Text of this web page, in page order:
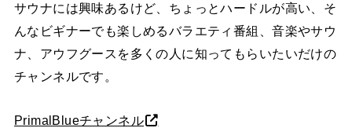
サウナには興味あるけど、ちょっとハードルが高い、そ
んなビギナーでも楽しめるバラエティ番組、音楽やサウ
ナ、アウフグースを多くの人に知ってもらいたいだけの
チャンネルです。
PrimalBlueチャンネル